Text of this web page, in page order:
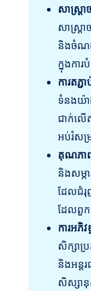
សាស្ត្រា
សាស្រ្ត
និងចំណ
ក្នុងកា
ការតភ្
ទំនងយ៉
ជាក់លើ
អប់រំសម្
គុណភាព
និងសម្ភ
ដែលជំរុ
ដែលពួក
ការអភិ
សិក្សាប្
និងអន្
សិស្សា